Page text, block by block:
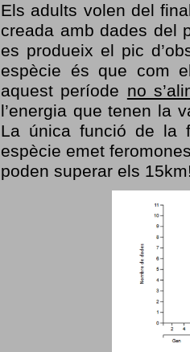
Els adults volen del
creada amb dades del
es produeix el pic
espècie és que com
aquest període no
l’energia que tenen la
La única funció de la
espècie emet
poden superar els